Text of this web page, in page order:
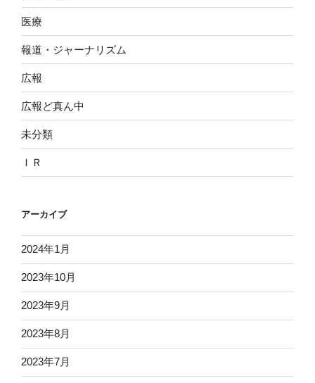
医療
報道・ジャーナリズム
広報
広報ど真ん中
未分類
ＩＲ
アーカイブ
2024年1月
2023年10月
2023年9月
2023年8月
2023年7月